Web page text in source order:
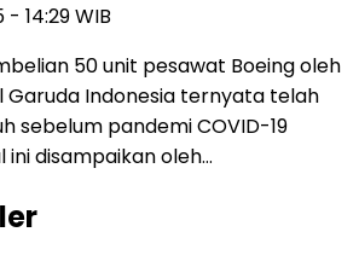
- 14:29 WIB
50 unit pesawat Boeing oleh
Garuda Indonesia ternyata telah
sebelum pandemi COVID-19
ini disampaikan oleh…